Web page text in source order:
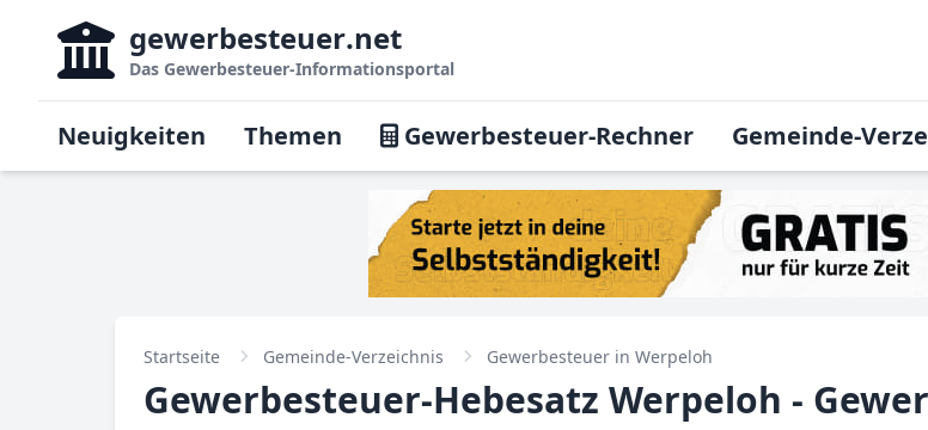
gewerbesteuer.net
Das Gewerbesteuer-Informationsportal
Neuigkeiten Themen Gewerbesteuer-Rechner Gemeinde-
Startseite Gemeinde-Verzeichnis Gewerbesteuer in Werpeloh
Gewerbesteuer-Hebesatz Werpeloh -